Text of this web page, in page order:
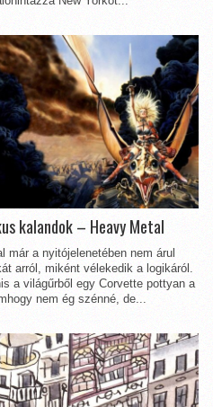
kalandok – Heavy Metal
már a nyitójelenetében nem árul
arról, miként vélekedik a logikáról.
a világűrből egy Corvette pottyan a
nem ég szénné, de...